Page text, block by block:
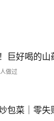
巨好喝的山
做过
包菜｜零失